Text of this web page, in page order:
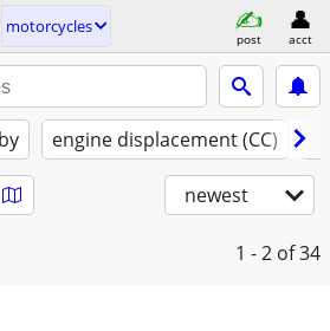
motorcycles
post acct
engine displacement (CC)
newest
1 - 2 of 34